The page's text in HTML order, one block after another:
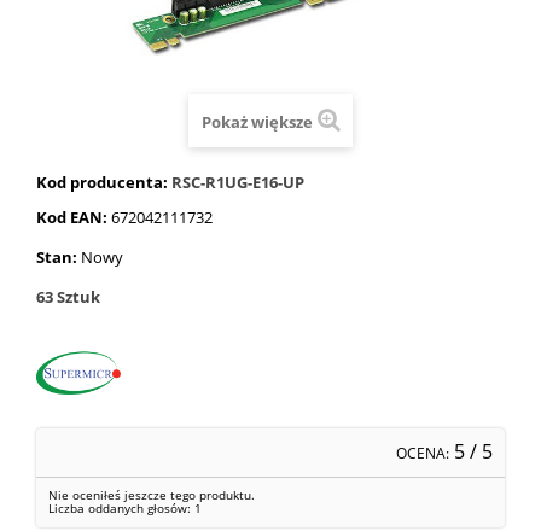
Pokaż większe
Kod producenta: RSC-R1UG-E16-UP
Kod EAN: 672042111732
Stan: Nowy
63Sztuk
OCENA: 5/ 5
Nie oceniłeś jeszcze tego produktu.
Liczba oddanych głosów: 1